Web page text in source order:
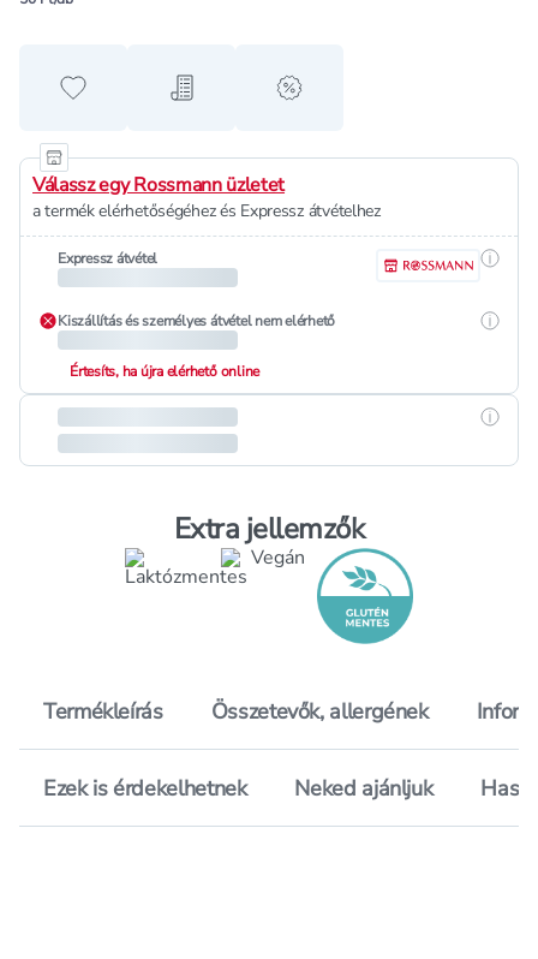
Hozzáadás a kedvencekhez
Hozzáadás a bevásárló listához
alert when on sale
Válassz egy Rossmann üzletet
a termék elérhetőségéhez és Expressz átvételhez
Expressz átvétel
Kiszállítás és személyes átvétel nem elérhető
Értesíts, ha újra elérhető online
Extra jellemzők
Termékleírás Összetevők, allergének
Ezek is érdekelhetnek Neked ajánljuk